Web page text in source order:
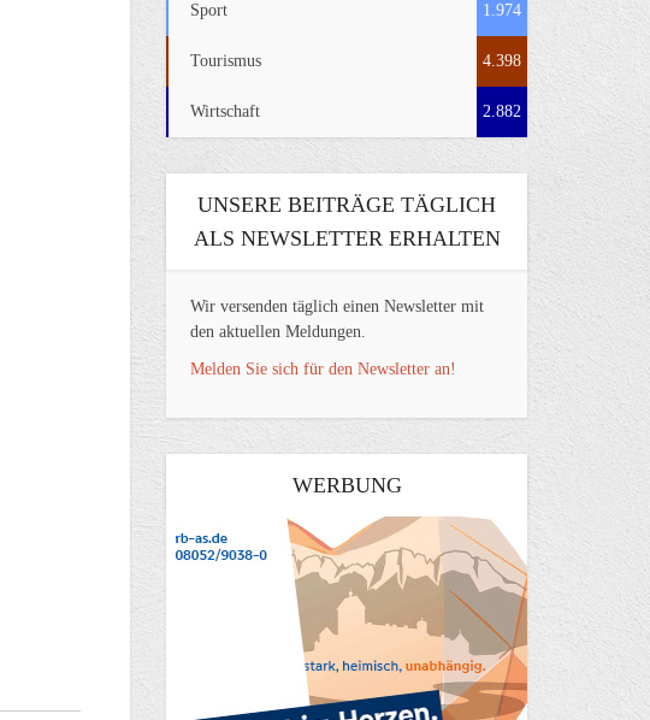
Sport 1.974
Tourismus 4.398
Wirtschaft 2.882
UNSERE BEITRÄGE TÄGLICH
ALS NEWSLETTER ERHALTEN
Wir versenden täglich einen Newsletter mit
den aktuellen Meldungen.
Melden Sie sich für den Newsletter an!
WERBUNG